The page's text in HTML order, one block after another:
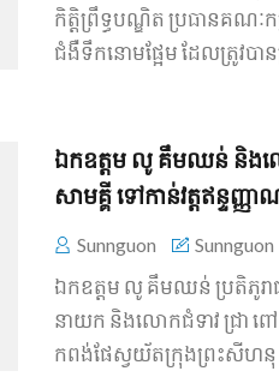
កិត្តិព្រឹទ្ធបណ្ឌិត ប្រធានគណៈ
ជំងឺទឹកនោមផ្អែម ដែលត្រូវប
ឯកឧត្តម លូ គឹមឈន់ និង​លោ
សាមគ្គី ទៅកាន់​វត្ត​ឥន្ទ​ញ្ញ
Sunnguon Sunnguon
ឯកឧត្តម លូ គឹមឈន់ ប្រតិភូ​រាជ
នាយក និង​លោកជំទាវ ជ្រា ពៅ
កពង់ផែ​ស្វយ័ត​ក្រុងព្រះសីហនុ